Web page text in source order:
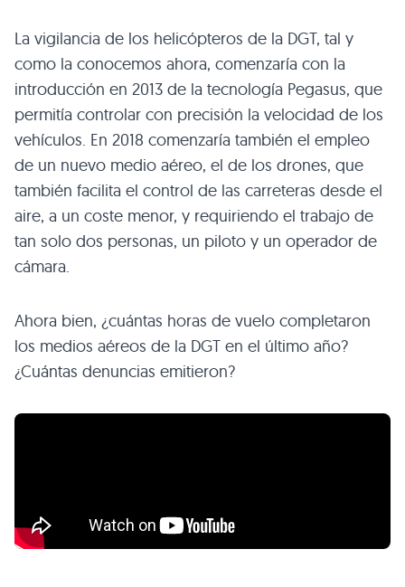
La vigilancia de los helicópteros de la DGT, tal y
como la conocemos ahora, comenzaría con la
introducción en 2013 de la tecnología Pegasus, que
permitía controlar con precisión la velocidad de los
vehículos. En 2018 comenzaría también el empleo
de un nuevo medio aéreo, el de los drones, que
también facilita el control de las carreteras desde el
aire, a un coste menor, y requiriendo el trabajo de
tan solo dos personas, un piloto y un operador de
cámara.
Ahora bien, ¿cuántas horas de vuelo completaron
los medios aéreos de la DGT en el último año?
¿Cuántas denuncias emitieron?